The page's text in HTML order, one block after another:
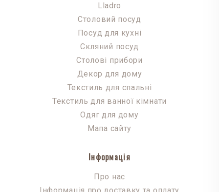
Lladro
Столовий посуд
Посуд для кухні
Скляний посуд
Столові прибори
Декор для дому
Текстиль для спальні
Текстиль для ванної кімнати
Одяг для дому
Мапа сайту
Інформація
Про нас
Інформація про доставку та оплату